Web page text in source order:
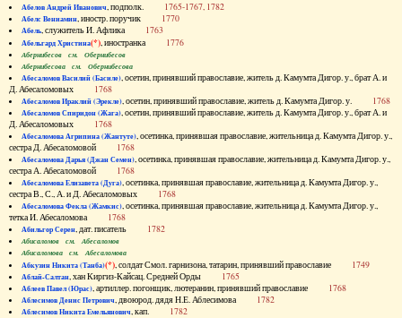
Абелов Андрей Иванович, подполк. 1765-1767, 1782
Абелс Вениамин, иностр. поручик 1770
Абель, служитель И. Афлика 1763
Абельгард Христина(*), иностранка 1776
Абернибесов см. Обернибесов
Абернибесова см. Обернибесова
Абесаломов Василий (Басиле), осетин, принявший православие, житель д. Камумта Дигор. у., брат А. и
Д. Абесаломовых 1768
Абесаломов Ираклий (Эрекле), осетин, принявший православие, житель д. Камумта Дигор. у. 1768
Абесаломов Спиридон (Жага), осетин, принявший православие, житель д. Камумта Дигор. у., брат А. и
Д. Абесаломовых 1768
Абесаломова Агрипина (Жантуте), осетинка, принявшая православие, жительница д. Камумта Дигор. у.,
сестра Д. Абесаломовой 1768
Абесаломова Дарья (Джан Семен), осетинка, принявшая православие, жительница д. Камумта Дигор. у.,
сестра А. Абесаломовой 1768
Абесаломова Елизавета (Дуга), осетинка, принявшая православие, жительница д. Камумта Дигор. у.,
сестра В., С., А. и Д. Абесаломовых 1768
Абесаломова Фекла (Жамкис), осетинка, принявшая православие, жительница д. Камумта Дигор. у.,
тетка И. Абесаломова 1768
Абильгор Серен, дат. писатель 1782
Абисаломов см. Абесаломов
Абисаломова см. Абесаломова
Абкузин Никита (Танба)(*), солдат Смол. гарнизона, татарин, принявший православие 1749
Аблай-Салтан, хан Киргиз-Кайсац. Средней Орды 1765
Аблеев Павел (Юрас), артиллер. погонщик, лютеранин, принявший православие 1768
Аблесимов Денис Петрович, двоюрод. дядя Н.Е. Аблесимова 1782
Аблесимов Никита Емельянович, кап. 1782